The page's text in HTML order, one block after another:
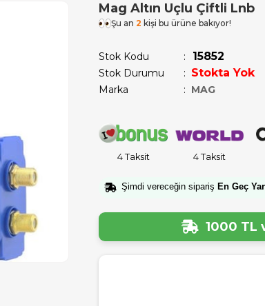
Mag Altın Uçlu Çiftli Lnb
1kişinin sepetinde!
Stok Kodu 15852
Stok Durumu : Stokta Yok
Marka : MAG
4 Taksit 4 Taksit
Şimdi vereceğin sipariş En Geç
1000 TL